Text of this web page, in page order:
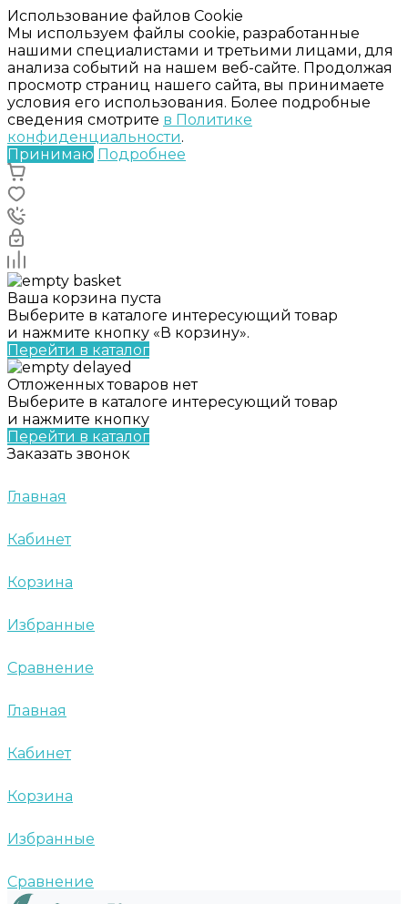
Использование файлов Cookie
Мы используем файлы cookie, разработанные
нашими специалистами и третьими лицами, для
анализа событий на нашем веб-сайте. Продолжая
просмотр страниц нашего сайта, вы принимаете
условия его использования. Более подробные
сведения смотрите в Политике
конфиденциальности.
Принимаю Подробнее
Ваша корзина пуста
Выберите в каталоге интересующий товар
и нажмите кнопку «В корзину».
Перейти в каталог
Отложенных товаров нет
Выберите в каталоге интересующий товар
и нажмите кнопку
Перейти в каталог
Заказать звонок
Главная
Кабинет
Корзина
Избранные
Сравнение
Главная
Кабинет
Корзина
Избранные
Сравнение